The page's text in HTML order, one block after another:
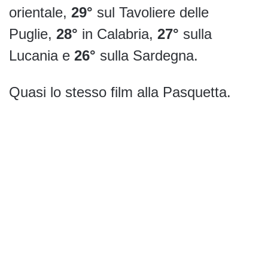
orientale, 29° sul Tavoliere delle
Puglie, 28° in Calabria, 27° sulla
Lucania e 26° sulla Sardegna.
Quasi lo stesso film alla Pasquetta.